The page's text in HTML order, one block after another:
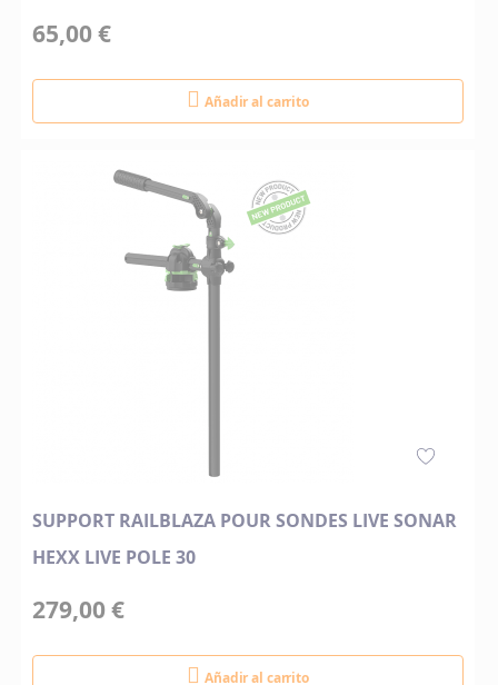
65,00 €
Añadir al carrito
SUPPORT RAILBLAZA POUR SONDES LIVE SONAR
HEXX LIVE POLE 30
279,00 €
Añadir al carrito